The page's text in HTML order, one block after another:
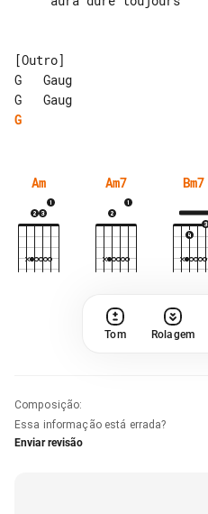
[Outro]
G   Gaug
G
Am Am7 Bm7
Tom Rolagem
Composição:
Essa informação está errada?
Enviar revisão